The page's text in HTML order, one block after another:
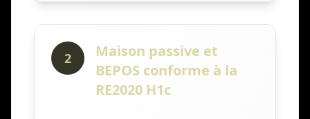
2
Maison passive et
BEPOS conforme à la
RE2020 H1c